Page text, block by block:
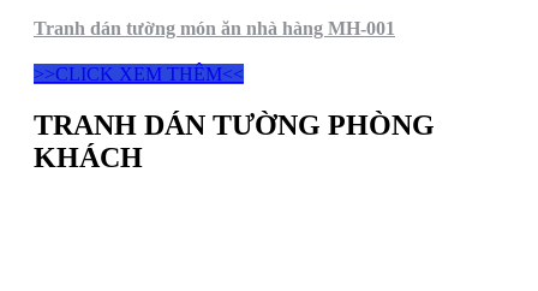
Tranh dán tường món ăn nhà hàng MH-001
>>CLICK XEM THÊM<<
TRANH DÁN TƯỜNG PHÒNG
KHÁCH